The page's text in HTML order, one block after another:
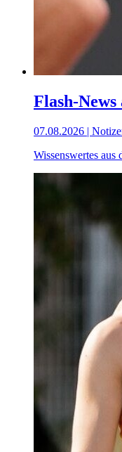
Flash-
07.08.2026 |
Wissenswertes